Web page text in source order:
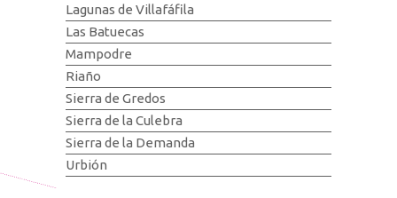
Lagunas de Villafáfila
Las Batuecas
Mampodre
Riaño
Sierra de Gredos
Sierra de la Culebra
Sierra de la Demanda
Urbión